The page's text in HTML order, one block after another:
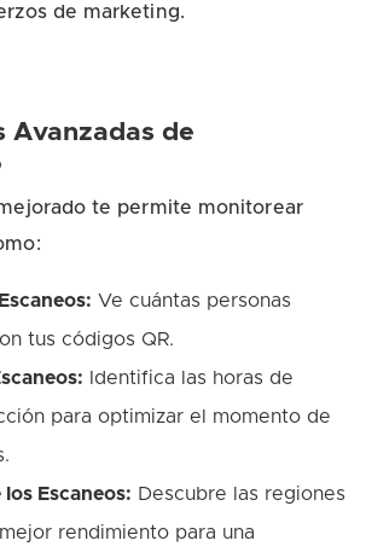
de marketing.
Avanzadas de
te permite monitorear
Ve cuántas personas
tus códigos QR.
Identifica las horas de
para optimizar el momento de
Escaneos: Descubre las regiones
rendimiento para una